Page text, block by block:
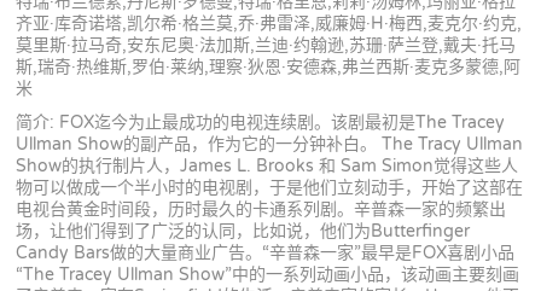
齐亚·库奇诺塔,凯尔希·格兰莫,乔·弗雷泽,威廉姆·H·梅西,麦克尔·约克,
莫里斯·拉马奇,安东尼奥·法加斯,兰迪·约翰逊,苏珊·萨兰登,戴夫·托马
斯,瑞奇·热维斯,罗伯·莱纳,理察·狄恩·安德森,弗兰西斯·麦克多蒙德,阿
米
简介: FOX迄今为止最成功的电视连续剧。该剧最初是The Tracey
Ullman Show的副产品，作为它的一分钟补白。 The Tracy Ullman
Show的执行制片人，James L. Brooks 和 Sam Simon觉得这些人
物可以做成一个半小时的电视剧，于是他们立刻动手，开始了这部在
电视台黄金时间段，历时最久的卡通系列剧。辛普森一家的频繁出
场，让他们得到了广泛的认同，比如说，他们为Butterfinger
Candy Bars做的大量商业广告。“辛普森一家”最早是FOX喜剧小品
“The Tracey Ullman Show”中的一系列动画小品，该动画主要刻画